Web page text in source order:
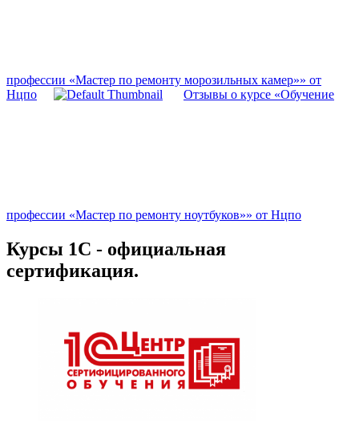
профессии «Мастер по ремонту морозильных камер»» от
Нцпо
Отзывы о курсе «Обучение
профессии «Мастер по ремонту ноутбуков»» от Нцпо
Курсы 1С - официальная
сертификация.